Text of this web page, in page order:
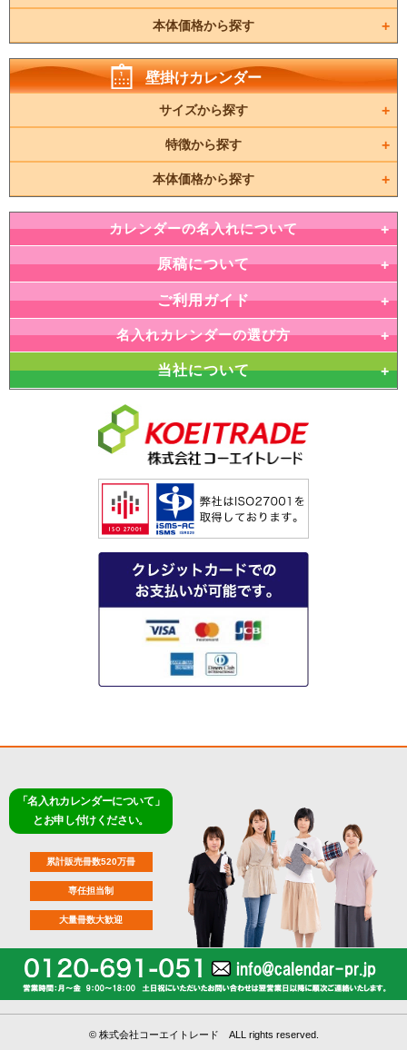
本体価格から探す
壁掛けカレンダー
サイズから探す
特徴から探す
本体価格から探す
カレンダーの名入れについて
原稿について
ご利用ガイド
名入れカレンダーの選び方
当社について
「名入れカレンダーについて」
とお申し付けください。
累計販売冊数520万冊
専任担当制
大量冊数大歓迎
©株式会社コーエイトレード ALL rights reserved.